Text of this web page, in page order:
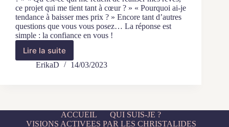
ce projet qui me tient tant à cœur ? » « Pourquoi ai-je
tendance à baisser mes prix ? » Encore tant d’autres
questions que vous vous posez… La réponse est
simple : la confiance en vous !
Lire la suite
Comment
gagner
3
éléments
ErikaD 14/03/2023
ACCUEIL
QUI SUIS-JE ?
VISIONS ACTIVEES PAR LES CHRISTALIDES